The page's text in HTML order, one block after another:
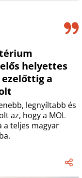
helyettes
a
legnyíltabb és
az, hogy a MOL
a teljes magyar